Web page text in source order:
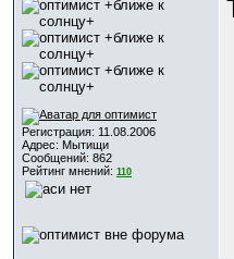
Регистрация: 11.08.2006
Адрес: Мытищи
Сообщений: 862
Рейтинг мнений: 110